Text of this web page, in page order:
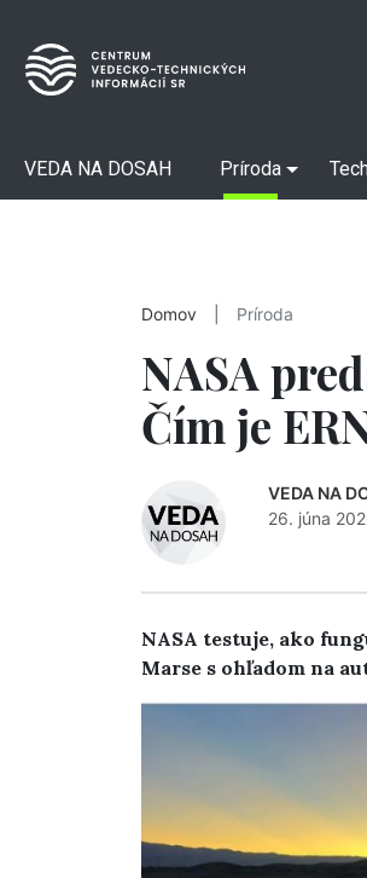
VEDA NA DOSAH Príroda
Domov Príroda
NASA
Čím je
VEDA NA
26. júna
NASA testuje, ako
Marse s ohľadom na